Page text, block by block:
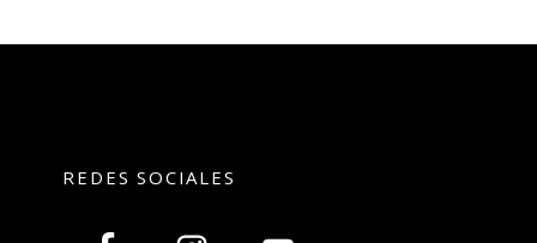
REDES SOCIALES